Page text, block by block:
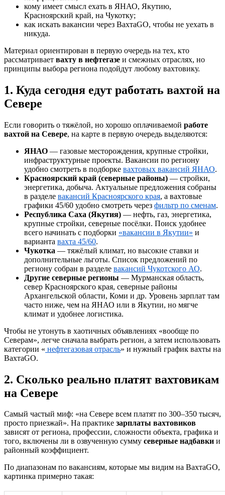
кому имеет смысл ехать в ЯНАО, Якутию,
Красноярский край, на Чукотку;
как искать вакансии через ВахтаGO, чтобы не уехать в
никуда.
Материал ориентирован в первую очередь на тех, кто
рассматривает вахту в нефтегазе и смежных отраслях, но
принципы выбора региона подойдут любому вахтовику.
1. Куда сегодня едут работать вахтой на
Севере
Если говорить о тяжёлой, но хорошо оплачиваемой работе
вахтой на Севере, на карте в первую очередь выделяются:
ЯНАО — газовые месторождения, крупные стройки,
инфраструктурные проекты. Вакансии по региону
удобно смотреть в подборке вахтовых вакансий ЯНАО.
Красноярский край (северные районы) — стройки,
энергетика, добыча. Актуальные предложения собраны
в разделе вакансий Красноярского края, а вахтовые
графики 45/60 удобно смотреть через фильтр по сменам.
Республика Саха (Якутия) — нефть, газ, энергетика,
крупные стройки, северные посёлки. Поиск удобнее
всего начинать с подборки «вакансии в Якутии» и
варианта вахта 45/60.
Чукотка — тяжёлый климат, но высокие ставки и
дополнительные льготы. Список предложений по
региону собран в разделе вакансий Чукотского АО.
Другие северные регионы — Мурманская область,
север Красноярского края, северные районы
Архангельской области, Коми и др. Уровень зарплат там
часто ниже, чем на ЯНАО или в Якутии, но мягче
климат и удобнее логистика.
Чтобы не утонуть в хаотичных объявлениях «вообще по
Северам», легче сначала выбрать регион, а затем использовать
категории « нефтегазовая отрасль» и нужный график вахты на
ВахтаGO.
2. Сколько реально платят вахтовикам
на Севере
Самый частый миф: «на Севере всем платят по 300–350 тысяч,
просто приезжай». На практике зарплаты вахтовиков
зависят от региона, профессии, сложности объекта, графика и
того, включены ли в озвученную сумму северные надбавки и
районный коэффициент.
По диапазонам по вакансиям, которые мы видим на ВахтаGO,
картинка примерно такая: